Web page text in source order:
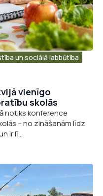
un sociālā labbūtība
vienīgo
skolās
notiks konference
– no zināšanām līdz
ir lī...